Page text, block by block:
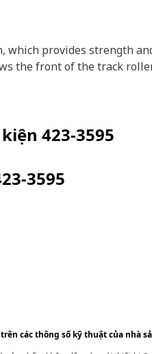
which provides strength
the front of the track
423-3595
3595
các thông số kỹ thuật của nhà